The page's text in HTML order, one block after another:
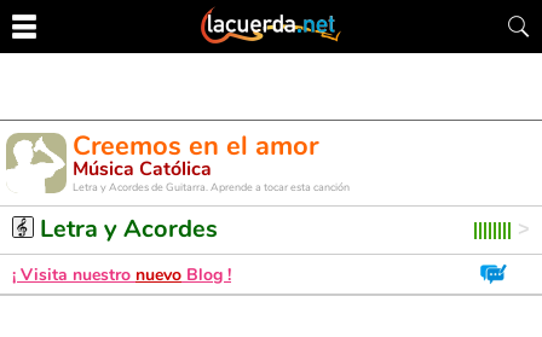
Creemos en el amor
Música Católica
Letra y Acordes de Guitarra. Aprende a tocar esta canción
Letra y Acordes
¡ Visita nuestro nuevo Blog !